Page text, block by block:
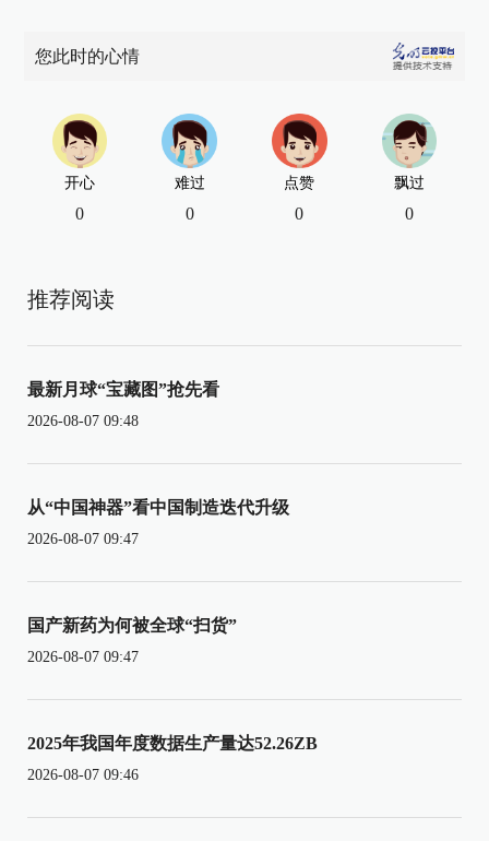
您此时的心情
开心
0
难过
0
点赞
0
飘过
0
推荐阅读
最新月球“宝藏图”抢先看
2026-08-07 09:48
从“中国神器”看中国制造迭代升级
2026-08-07 09:47
国产新药为何被全球“扫货”
2026-08-07 09:47
2025年我国年度数据生产量达52.26ZB
2026-08-07 09:46